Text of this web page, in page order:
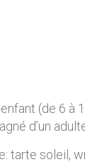
(de 6 à
d’un
tarte soleil,